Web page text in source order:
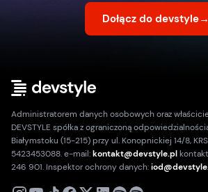
Dołącz do devstyle→
Administratorem danych osobowych oraz
DEVSTYLE spółka z ograniczoną
Białymstoku (15-215) przy ul. Konopnickiej 14/8,
5423453088. e-mail:kontakt@devstyle.pl
246 901. Inspektor ochrony danych: